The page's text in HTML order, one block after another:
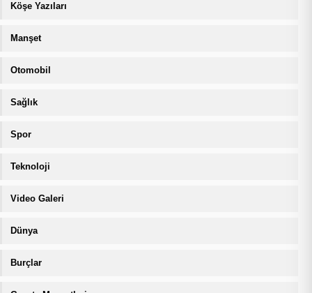
Köşe Yazıları
Manşet
Otomobil
Sağlık
Spor
Teknoloji
Video Galeri
Dünya
Burçlar